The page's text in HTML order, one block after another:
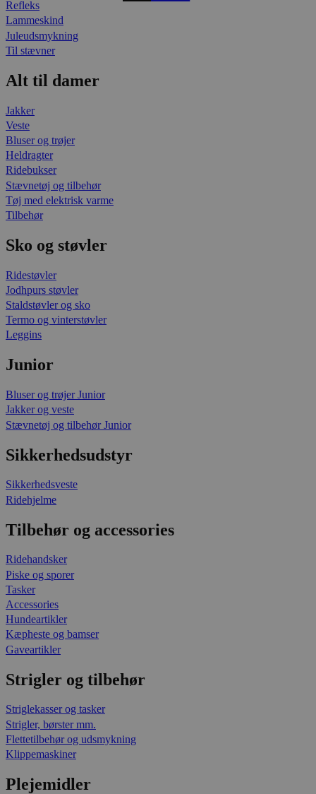
Refleks
Lammeskind
Juleudsmykning
Til stævner
Alt til damer
Jakker
Veste
Bluser og trøjer
Heldragter
Ridebukser
Stævnetøj og tilbehør
Tøj med elektrisk varme
Tilbehør
Sko og støvler
Ridestøvler
Jodhpurs støvler
Staldstøvler og sko
Termo og vinterstøvler
Leggins
Junior
Bluser og trøjer Junior
Jakker og veste
Stævnetøj og tilbehør Junior
Sikkerhedsudstyr
Sikkerhedsveste
Ridehjelme
Tilbehør og accessories
Ridehandsker
Piske og sporer
Tasker
Accessories
Hundeartikler
Kæpheste og bamser
Gaveartikler
Strigler og tilbehør
Striglekasser og tasker
Strigler, børster mm.
Flettetilbehør og udsmykning
Klippemaskiner
Plejemidler